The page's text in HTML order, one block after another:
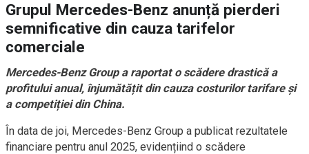
Grupul Mercedes-Benz anunță pierderi
semnificative din cauza tarifelor
comerciale
Mercedes-Benz Group a raportat o scădere drastică a
profitului anual, înjumătățit din cauza costurilor tarifare și
a competiției din China.
În data de joi, Mercedes-Benz Group a publicat rezultatele
financiare pentru anul 2025, evidențiind o scădere